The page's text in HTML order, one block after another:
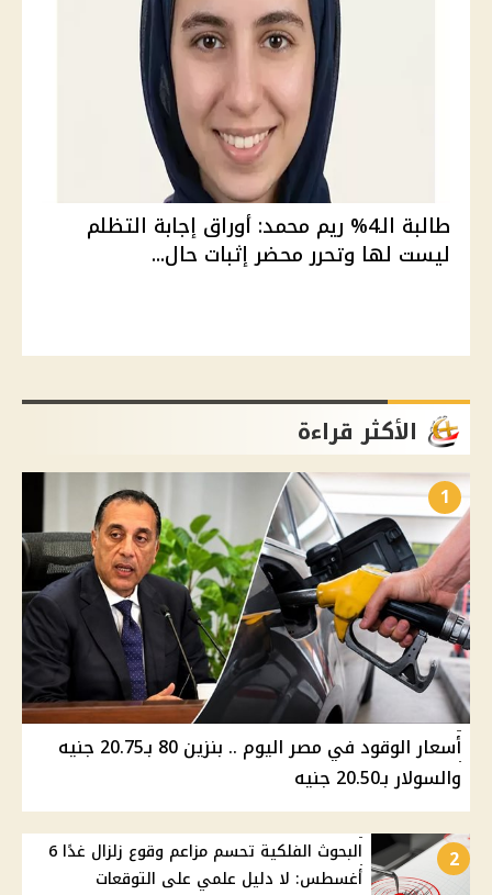
طالبة الـ4% ريم محمد: أوراق إجابة التظلم
ليست لها وتحرر محضر إثبات حال...
الأكثر قراءة
1
أسعار الوقود في مصر اليوم .. بنزين 80 بـ20.75 جنيه
والسولار بـ20.50 جنيه
2
البحوث الفلكية تحسم مزاعم وقوع زلزال غدًا 6
أغسطس: لا دليل علمي على التوقعات